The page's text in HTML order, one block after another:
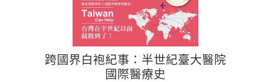
跨國界白袍紀事：半世紀臺大醫院
國際醫療史